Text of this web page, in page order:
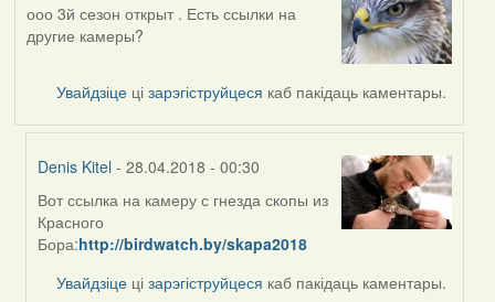
ооо 3й сезон открыт . Есть ссылки на
другие камеры?
Увайдзіце цізарэгіструйцеся каб пакідаць каментары.
Denis Kitel - 28.04.2018 - 00:30
In
reply
to
Вот ссылка на камеру с гнезда скопы из
Красного
Бора:http://birdwatch.by/skapa2018
Увайдзіце цізарэгіструйцеся каб пакідаць каментары.